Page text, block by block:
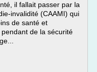
il fallait passer par la
invalidité (CAAMI) qui
de santé et
de la sécurité